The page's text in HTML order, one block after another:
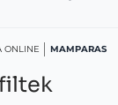
ONLINE MAMPARAS